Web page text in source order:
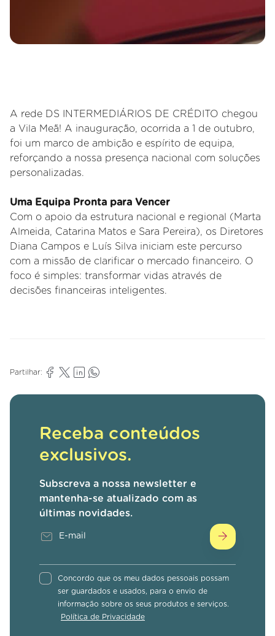
A rede DS INTERMEDIÁRIOS DE CRÉDITO chegou
a Vila Meã! A inauguração, ocorrida a 1 de outubro,
foi um marco de ambição e espírito de equipa,
reforçando a nossa presença nacional com soluções
personalizadas.
Uma Equipa Pronta para Vencer
Com o apoio da estrutura nacional e regional (Marta
Almeida, Catarina Matos e Sara Pereira), os Diretores
Diana Campos e Luís Silva iniciam este percurso
com a missão de clarificar o mercado financeiro. O
foco é simples: transformar vidas através de
decisões financeiras inteligentes.
Partilhar:
Receba conteúdos
exclusivos.
Subscreva a nossa newsletter e
mantenha-se atualizado com as
últimas novidades.
Concordo que os meu dados pessoais possam
ser guardados e usados, para o envio de
informação sobre os seus produtos e serviços.
Política de Privacidade